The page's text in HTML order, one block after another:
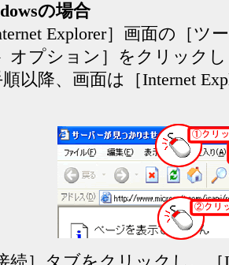
の場合
Explorer］画面の［ツ
オプション］をクリック
順以降、画面は［Internet